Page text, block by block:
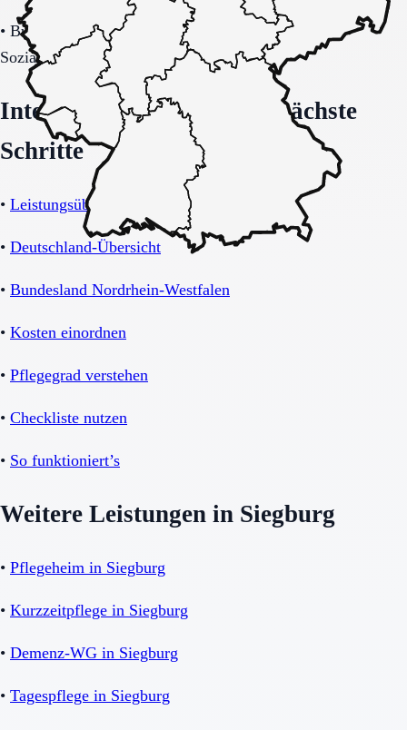
• Budget-/Kostenträgerrahmen (privat, Pflegekasse,
Sozialhilfe möglich).
Interne Orientierung und nächste
Schritte
• Leistungsübersicht Betreutes Wohnen
• Deutschland-Übersicht
• Bundesland Nordrhein-Westfalen
• Kosten einordnen
• Pflegegrad verstehen
• Checkliste nutzen
• So funktioniert’s
Weitere Leistungen in Siegburg
• Pflegeheim in Siegburg
• Kurzzeitpflege in Siegburg
• Demenz-WG in Siegburg
• Tagespflege in Siegburg